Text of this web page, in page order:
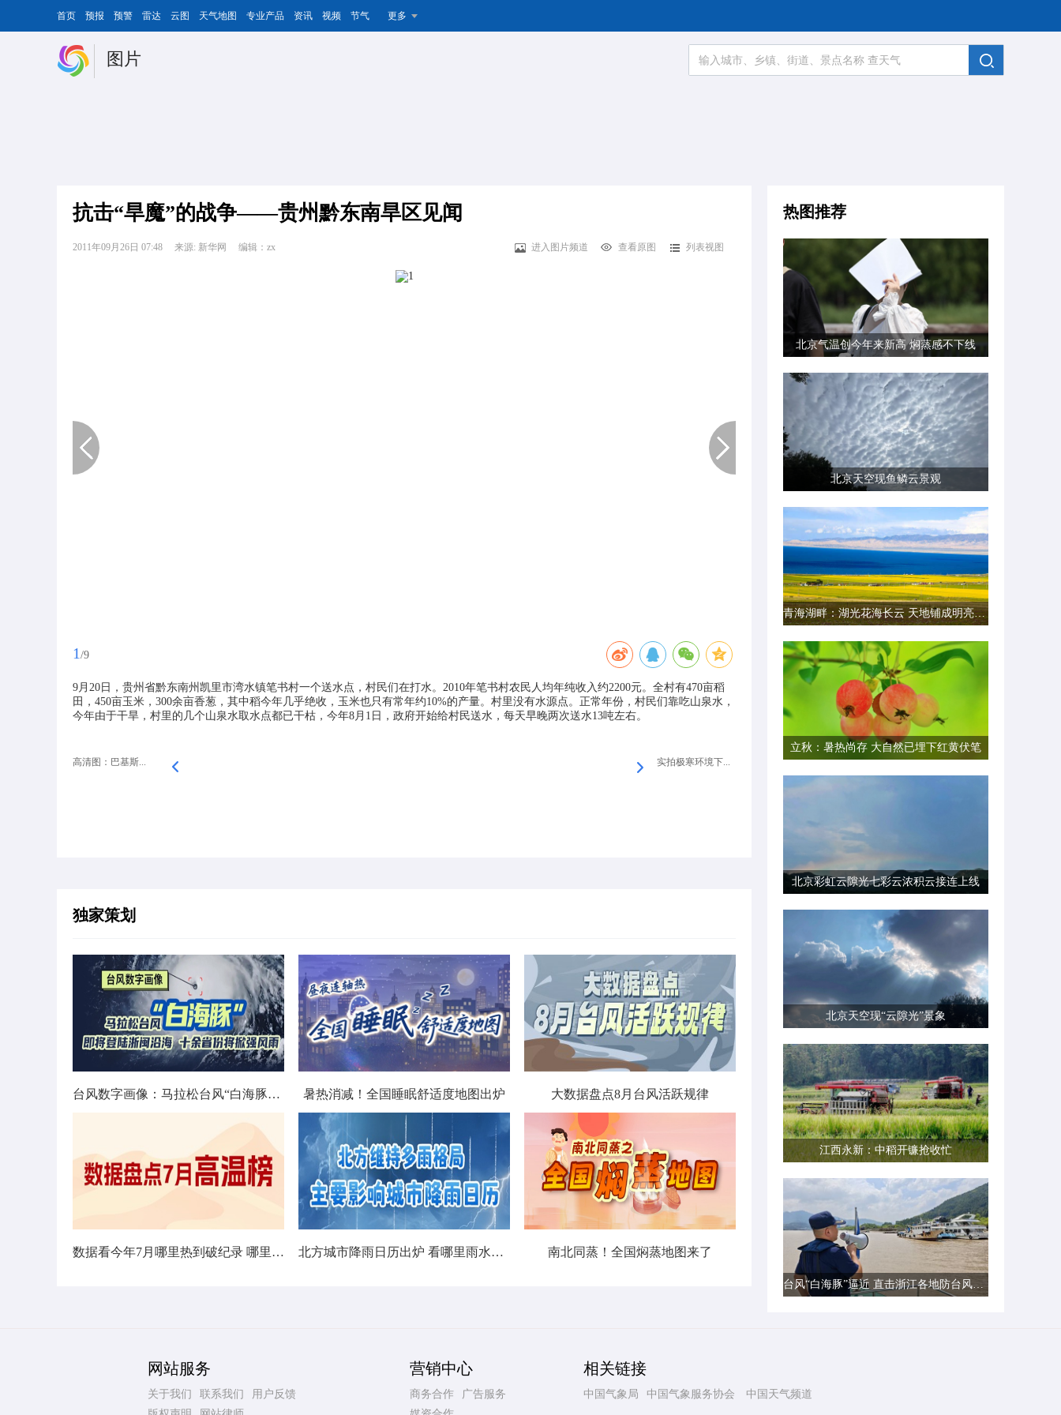
首页 预报 预警 雷达 云图 天气地图 专业产品 资讯 视频 节气 更多
图片
抗击“旱魔”的战争——贵州黔东南旱区见闻
2011年09月26日 07:48 来源: 新华网 编辑：zx 进入图片频道 查看原图 列表视图
1 /9
9月20日，贵州省黔东南州凯里市湾水镇笔书村一个送水点，村民们在打水。2010年笔书村农民人均年纯收入约2200元。全村有470亩稻
田，450亩玉米，300余亩香葱，其中稻今年几乎绝收，玉米也只有常年约10%的产量。村里没有水源点。正常年份，村民们靠吃山泉水，
今年由于干旱，村里的几个山泉水取水点都已干枯，今年8月1日，政府开始给村民送水，每天早晚两次送水13吨左右。
高清图：巴基斯... 实拍极寒环境下...
独家策划
台风数字画像：马拉松台风“白海豚”将影响十余省份 暑热消减！全国睡眠舒适度地图出炉 大数据盘点8月台风活跃规律
数据看今年7月哪里热到破纪录 哪里暑热连轴转 北方城市降雨日历出炉 看哪里雨水超长待机 南北同蒸！全国焖蒸地图来了
热图推荐
北京气温创今年来新高 焖蒸感不下线
北京天空现鱼鳞云景观
青海湖畔：湖光花海长云 天地铺成明亮画卷
立秋：暑热尚存 大自然已埋下红黄伏笔
北京彩虹云隙光七彩云浓积云接连上线
北京天空现“云隙光”景象
江西永新：中稻开镰抢收忙
台风“白海豚”逼近 直击浙江各地防台风一线现场
网站服务
关于我们 联系我们
用户反馈
营销中心
商务合作
广告服务
相关链接
中国气象局 中国气象服务协会 中国天气频道